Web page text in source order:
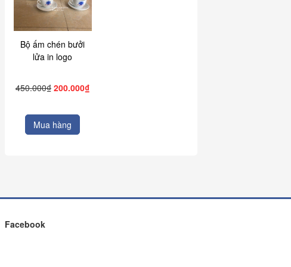
Bộ ấm chén bưởi
lửa in logo
450.000₫ 200.000₫
Mua hàng
Facebook